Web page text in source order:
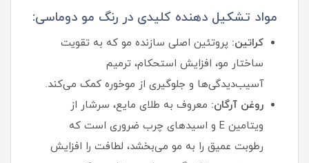
مواد تشکیل دهنده کلیدی در رنگ مو دوماسی:
کراتین: پروتئین اصلی سازنده مو که به تقویت
ساختار مو، افزایش استحکام، ترمیم
آسیب‌دیدگی‌ها و جلوگیری از موخوره کمک می‌کند.
روغن آرگان: معروف به طلای مایع، سرشار از
ویتامین E و اسیدهای چرب ضروری است که
رطوبت عمیق را به مو می‌بخشد، لطافت را افزایش